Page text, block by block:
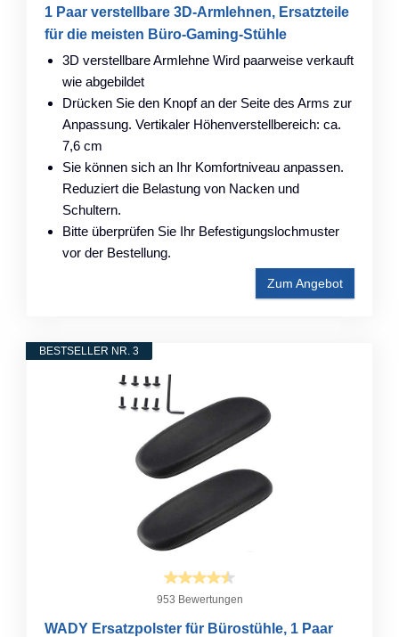
1 Paar verstellbare 3D-Armlehnen, Ersatzteile
für die meisten Büro-Gaming-Stühle
3D verstellbare Armlehne Wird paarweise verkauft
wie abgebildet
Drücken Sie den Knopf an der Seite des Arms zur
Anpassung. Vertikaler Höhenverstellbereich: ca.
7,6 cm
Sie können sich an Ihr Komfortniveau anpassen.
Reduziert die Belastung von Nacken und
Schultern.
Bitte überprüfen Sie Ihr Befestigungslochmuster
vor der Bestellung.
Zum Angebot
BESTSELLER NR. 3
953 Bewertungen
WADY Ersatzpolster für Bürostühle, 1 Paar